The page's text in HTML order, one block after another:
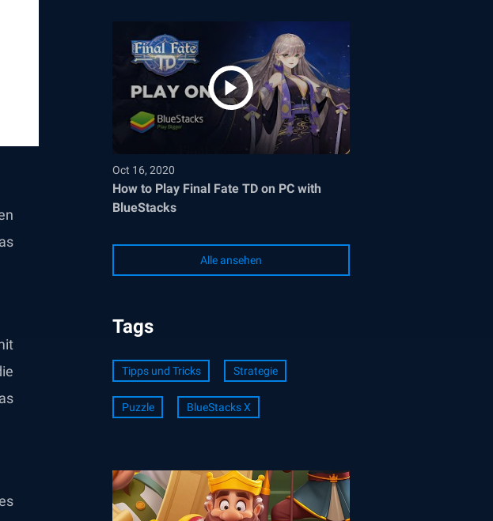
Oct 16, 2020
How to Play Final Fate TD on PC with
BlueStacks
Alle ansehen
Tags
Tipps und Tricks Strategie
Puzzle BlueStacks X